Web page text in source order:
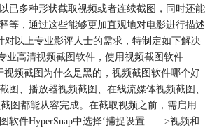
已多种形状截取视频或者连续截图，同时还能
等，通过这些能够更加直观地对电影进行描述
对以上专业影评人士的需求，特制定如下解决
业高清视频截图软件 ，使用视频截图软件
视频截图为什么是黑的，视频截图软件哪个好
图、播放器视频截图、在线流媒体视频截图、
图都能从容完成。在截取视频之前，需启用
软件HyperSnap中选择‘捕捉设置——>视频和